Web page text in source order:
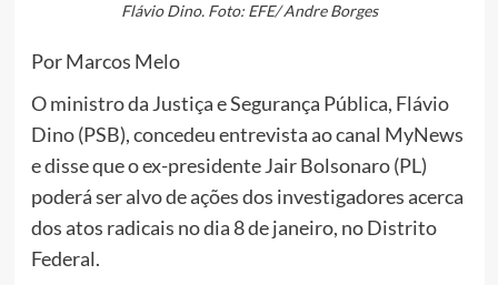
Flávio Dino. Foto: EFE/ Andre Borges
Por Marcos Melo
O ministro da Justiça e Segurança Pública, Flávio
Dino (PSB), concedeu entrevista ao canal MyNews
e disse que o ex-presidente Jair Bolsonaro (PL)
poderá ser alvo de ações dos investigadores acerca
dos atos radicais no dia 8 de janeiro, no Distrito
Federal.